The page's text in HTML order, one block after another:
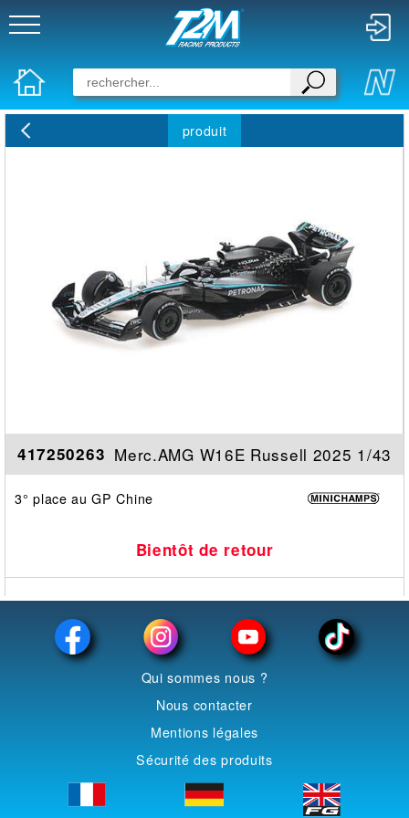
produit
417250263 Merc.AMG W16E Russell 2025 1/43
3° place au GP Chine
Bientôt de retour
Qui sommes nous ?
Nous contacter
Mentions légales
Sécurité des produits